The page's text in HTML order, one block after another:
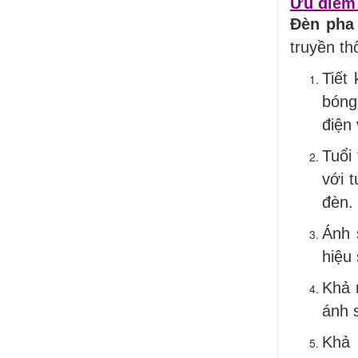
Đèn pha
truyền
Tiết
điện
Tuổi
với
đèn.
Ánh
Khả
ánh
Khả